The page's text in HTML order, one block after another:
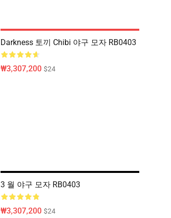
Darkness 토끼 Chibi 야구 모자 RB0403
₩3,307,200 $24
3 월 야구 모자 RB0403
₩3,307,200 $24